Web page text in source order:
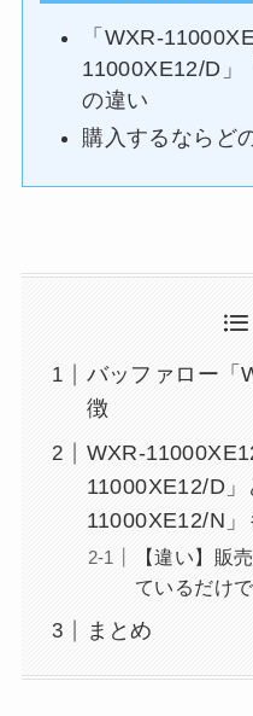
「WXR-
11000XE12/D」
の違い
購入するならど
バッファロー「
徴
WXR-
11000XE12/D
11000XE12/N」
【違い】販
ているだけ
まとめ